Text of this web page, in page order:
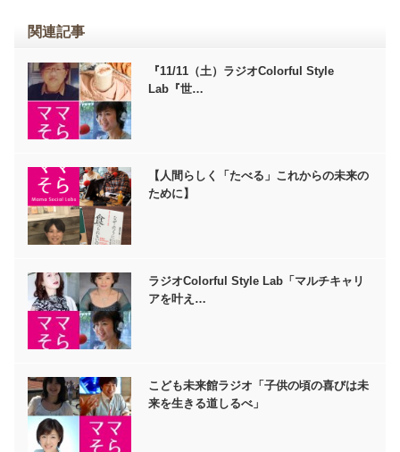
関連記事
『11/11（土）ラジオColorful Style
Lab『世…
【人間らしく「たべる」これからの未来の
ために】
ラジオColorful Style Lab「マルチキャリ
アを叶え…
こども未来館ラジオ「子供の頃の喜びは未
来を生きる道しるべ」